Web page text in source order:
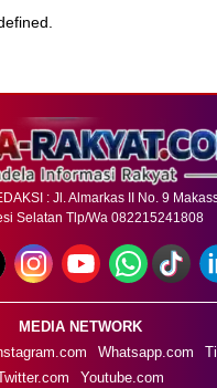
: Jl. Almarkas II No. 9
Selatan Tlp/Wa 082215241808
MEDIA NETWORK
Whatsapp.com
Youtube.com